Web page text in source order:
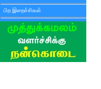
பிற இறைச்சிகள்